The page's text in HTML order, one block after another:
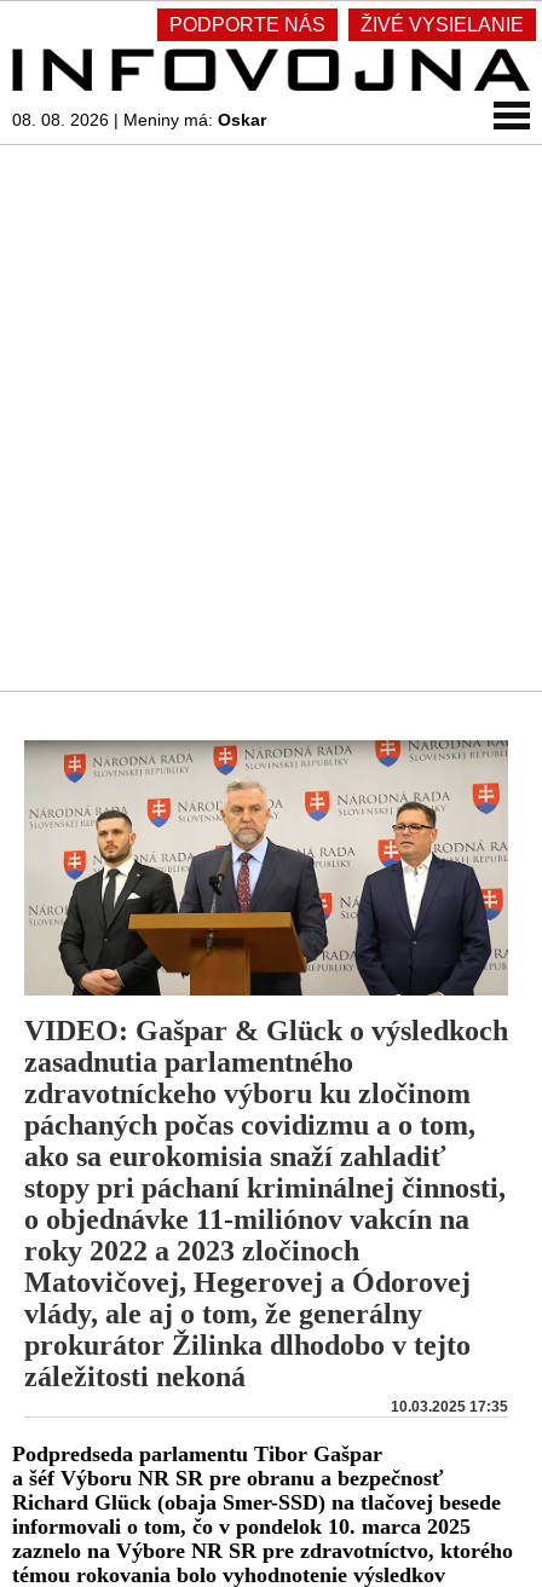
PODPORTE NÁS ŽIVÉ VYSIELANIE
08. 08. 2026 | Meniny má: Oskar
VIDEO: Gašpar & Glück o výsledkoch
zasadnutia parlamentného
zdravotníckeho výboru ku zločinom
páchaných počas covidizmu a o tom,
ako sa eurokomisia snaží zahladiť
stopy pri páchaní kriminálnej činnosti,
o objednávke 11-miliónov vakcín na
roky 2022 a 2023 zločinoch
Matovičovej, Hegerovej a Ódorovej
vlády, ale aj o tom, že generálny
prokurátor Žilinka dlhodobo v tejto
záležitosti nekoná
10.03.2025 17:35
Podpredseda parlamentu Tibor Gašpar
a šéf Výboru NR SR pre obranu a bezpečnosť
Richard Glück (obaja Smer-SSD) na tlačovej besede
informovali o tom, čo v pondelok 10. marca 2025
zaznelo na Výbore NR SR pre zdravotníctvo, ktorého
témou rokovania bolo vyhodnotenie výsledkov